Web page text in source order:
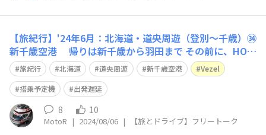
【旅紀行】'24年6月：北海道・道央周遊（登別～千歳）㉞
新千歳空港 帰りは新千歳から羽田まで その前に、HON
DAレンタリースにVEZELを返却😃 色々な予定変更もあ
り、約束の2時間前に返却しました。 最近、飛行機には
ツキがなく 搭乗予定機の遅延や欠航が続いています…😥
さて、今回は？ やっ
旅紀行 北海道 道央周遊 新千歳空港
Vezel
搭乗予定機
出発遅延
8 10
MotoR | 2024/08/06 | 【旅とドライブ】フリートーク